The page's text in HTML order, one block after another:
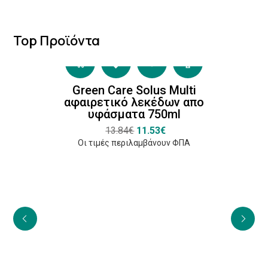
Top Προϊόντα
Green Care Solus Multi
αφαιρετικό λεκέδων απο
υφάσματα 750ml
13.84€ 11.53€
Οι τιμές περιλαμβάνουν ΦΠΑ